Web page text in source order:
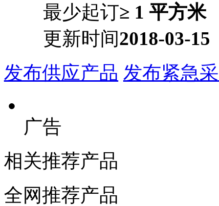
最少起订≥ 1 平方米
更新时间2018-03-15
发布供应产品 发布紧急
广告
相关推荐产品
全网推荐产品